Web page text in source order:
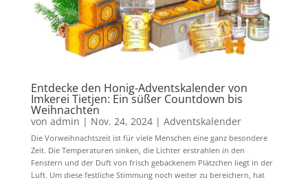
Entdecke den Honig-Adventskalender von
Imkerei Tietjen: Ein süßer Countdown bis
Weihnachten
von admin | Nov. 24, 2024| Adventskalender
Die Vorweihnachtszeit ist für viele Menschen eine ganz besondere
Zeit. Die Temperaturen sinken, die Lichter erstrahlen in den
Fenstern und der Duft von frisch gebackenem Plätzchen liegt in der
Luft. Um diese festliche Stimmung noch weiter zu bereichern, hat